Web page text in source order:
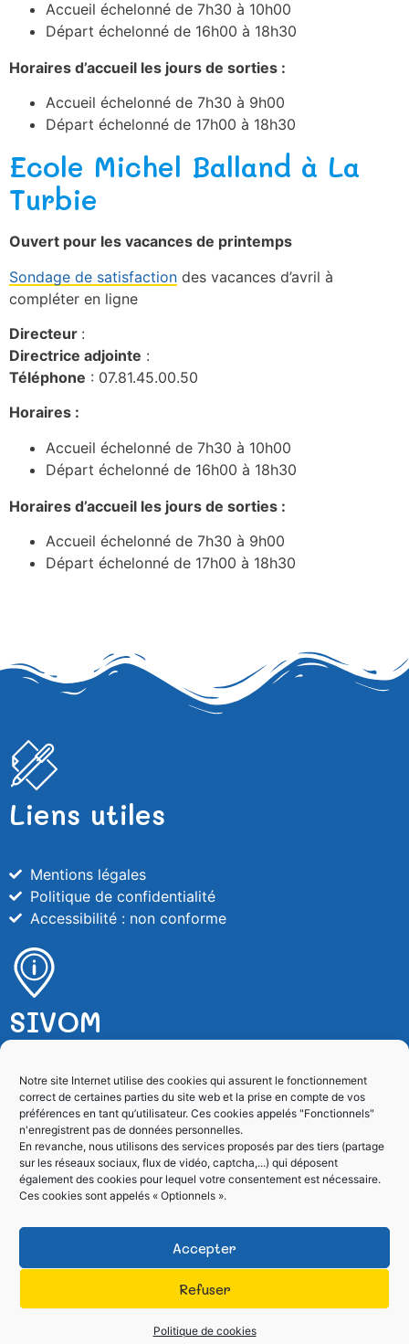
Notre site Internet utilise des cookies qui assurent le fonctionnement
correct de certaines parties du site web et la prise en compte de vos
préférences en tant qu’utilisateur. Ces cookies appelés "Fonctionnels"
n'enregistrent pas de données personnelles.
En revanche, nous utilisons des services proposés par des tiers (partage
sur les réseaux sociaux, flux de vidéo, captcha,...) qui déposent
également des cookies pour lequel votre consentement est nécessaire.
Ces cookies sont appelés « Optionnels ».
Accepter
Refuser
Politique de cookies
Accueil échelonné de 7h30 à 10h00
Départ échelonné de 16h00 à 18h30
Horaires d’accueil les jours de sorties :
Accueil échelonné de 7h30 à 9h00
Départ échelonné de 17h00 à 18h30
Ecole Michel Balland à La
Turbie
Ouvert pour les vacances de printemps
Sondage de satisfaction des vacances d’avril à
compléter en ligne
Directeur :
Directrice adjointe :
Téléphone : 07.81.45.00.50
Horaires :
Accueil échelonné de 7h30 à 10h00
Départ échelonné de 16h00 à 18h30
Horaires d’accueil les jours de sorties :
Accueil échelonné de 7h30 à 9h00
Départ échelonné de 17h00 à 18h30
Liens utiles
Mentions légales
Politique de confidentialité
Accessibilité : non conforme
SIVOM
SIVOM de Villefranche sur Mer
4, rue de l’Esquiaou – BP 128
06231 Villefranche sur Mer Cedex
04 93 01 86 60
Formulaire de contact
Tous droits réservés SIVOM
2026
Site réalisé par le
SICTIAM